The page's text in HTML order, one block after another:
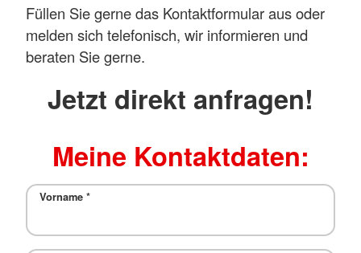
Füllen Sie gerne das Kontaktformular aus oder
melden sich telefonisch, wir informieren und
beraten Sie gerne.
Jetzt direkt anfragen!
Meine Kontaktdaten:
Vorname *